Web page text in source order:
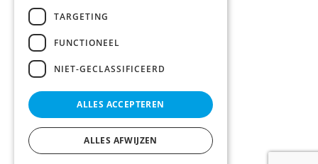
TARGETING
FUNCTIONEEL
NIET-GECLASSIFICEERD
ALLES ACCEPTEREN
ALLES AFWIJZEN